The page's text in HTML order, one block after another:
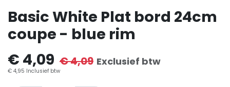
Basic White Plat bord 24cm
coupe - blue rim
€ 4,09 €4,09 Exclusief btw
€ 4,95 Inclusief btw